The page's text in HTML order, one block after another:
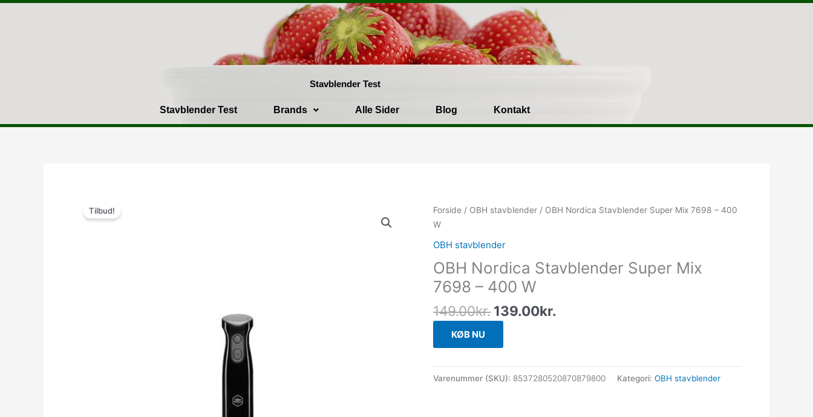
Gå
Stavblender Test
Stavblender Test Brands Alle Sider Blog Kontakt
Tilbud! Forside / OBH stavblender / OBH Nordica Stavblender Super Mix 7698 – 400
W
OBH stavblender
OBH Nordica Stavblender Super Mix
7698 – 400 W
149.00kr.
oprindelige
var:
139.00kr.
aktuelle
KØB NU
Varenummer (SKU): 8537280520870879800 Kategori:OBH stavblender